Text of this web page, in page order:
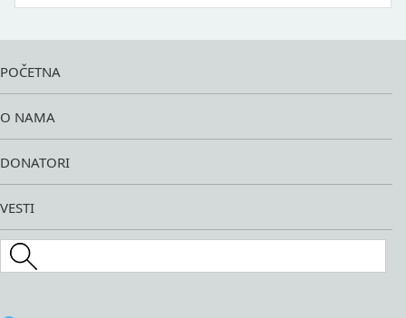
POČETNA
O NAMA
DONATORI
VESTI
Search this site